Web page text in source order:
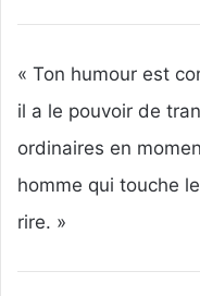
« Ton humour est
il a le pouvoir de
ordinaires en
homme qui touche
rire. »